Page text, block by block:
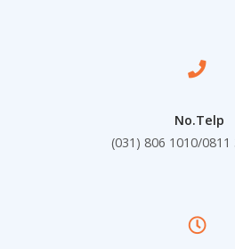
No.Telp
(031) 806 1010/0811